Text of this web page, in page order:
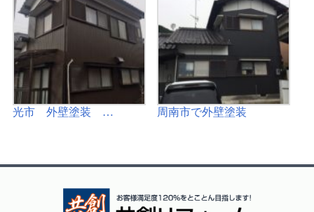
光市 外壁塗装 … 周南市で外壁塗装